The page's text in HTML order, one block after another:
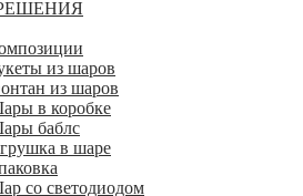
из шаров
из шаров
в коробке
баблс
в шаре
со светодиодом